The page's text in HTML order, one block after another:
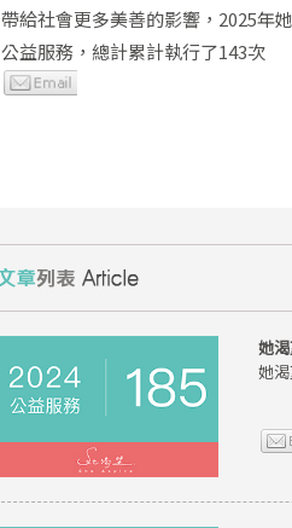
帶給社會更多美善的影響，2025年
公益服務，總計累計執行了143次
她
她